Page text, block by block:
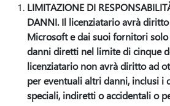
LIMITAZIONE DI
DANNI. Il licenziatario avrà
Microsoft e dai suoi fornitori
danni diretti nel limite di cinque
licenziatario non avrà diritto ad
per eventuali altri danni, inclusi i
speciali, indiretti o accidentali o